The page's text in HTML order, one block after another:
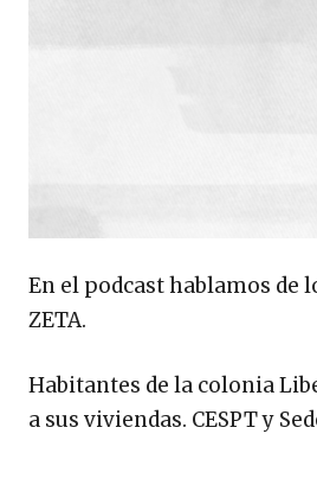
En el podcast hablamos de
ZETA.
Habitantes de la colonia
a sus viviendas. CESPT y